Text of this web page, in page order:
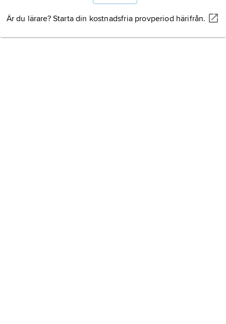
Är du lärare? Starta din kostnadsfria provperiod härifrån.